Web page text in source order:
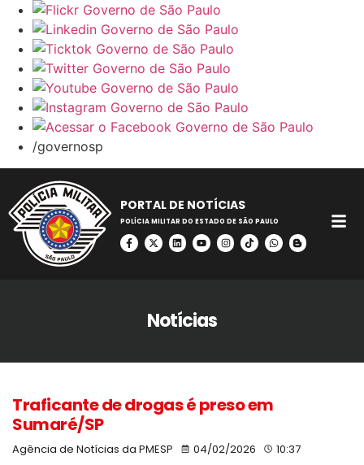
/governosp
PORTAL DE NOTÍCIAS
POLÍCIA MILITAR DO ESTADO DE SÃO PAULO
Notícias
Traficante de drogas é preso em
Sumaré/SP
Agência de Notícias da PMESP 04/02/2026 10:37